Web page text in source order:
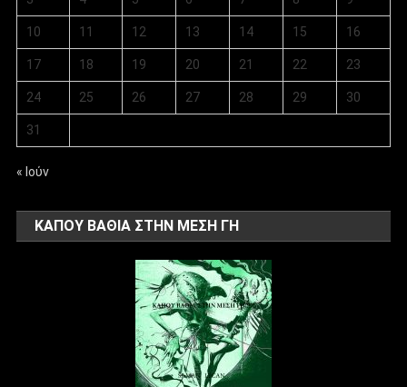
10 11 12 13 14 15 16
17 18 19 20 21 22 23
24 25 26 27 28 29 30
31
« Ιούν
ΚΑΠΟΥ ΒΑΘΙΑ ΣΤΗΝ ΜΕΣΗ ΓΗ